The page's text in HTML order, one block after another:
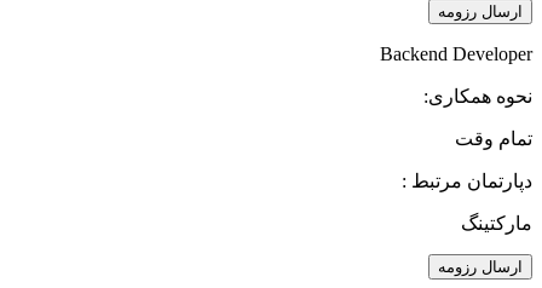
ارسال رزومه
Backend Developer
نحوه همکاری:
تمام وقت
دپارتمان مرتبط :
مارکتینگ
ارسال رزومه